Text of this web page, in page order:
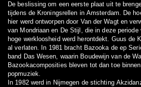
De beslissing om een eerste plaat uit te
tijdens de Kroningsrellen in Amsterdam. De
hier werd ontworpen door Van der Wagt en
van Mondriaan en De Stijl, die in deze
hoge werkloosheid werd herontdekt. Guus de
al verlaten. In 1981 bracht Bazooka de ep
band Das Wesen, waarin Boudewijn van de
Bazookacomposities bleven tot dan toe
popmuziek.
In 1982 werd in Nijmegen de stichting